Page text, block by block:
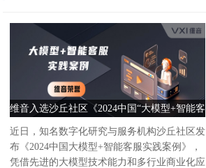
维音入选沙丘社区《2024中国“大模型+智能客
服”实践案例TOP10》
近日，知名数字化研究与服务机构沙丘社区发
布《2024中国大模型+智能客服实践案例》，
凭借先进的大模型技术能力和多行业商业化应